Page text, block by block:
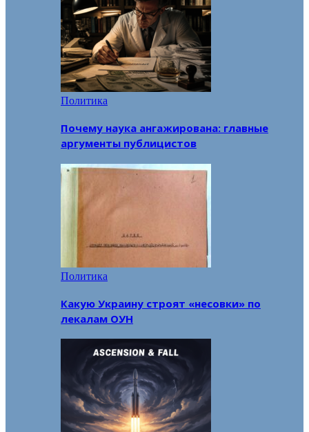
Политика
Почему наука ангажирована: главные
аргументы публицистов
Политика
Какую Украину строят «несовки» по
лекалам ОУН